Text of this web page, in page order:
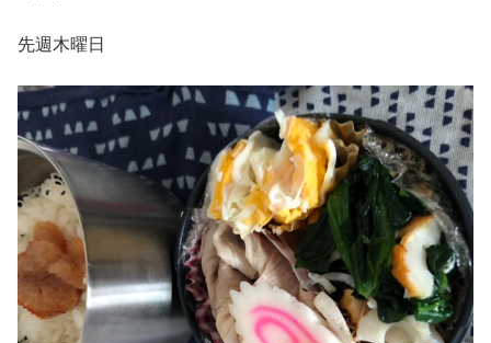
先週木曜日